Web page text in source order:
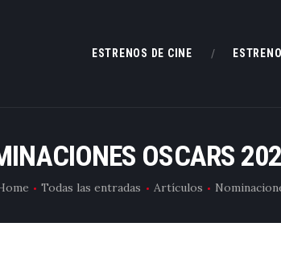
ESTRENOS DE CINE
OSCARS
Todas las entradas Artículos
ARTÍCULOS